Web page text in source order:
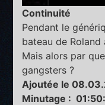
Continuité
Pendant le
bateau de
Mais alors par
gangsters ?
Ajoutée le
Minutage :